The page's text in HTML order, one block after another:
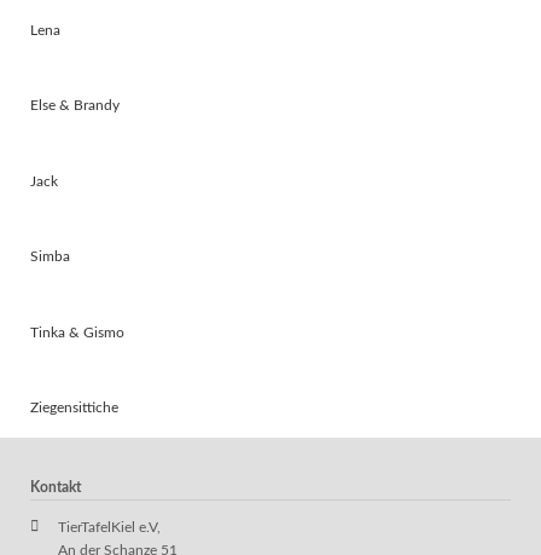
Lena
Else & Brandy
Jack
Simba
Tinka & Gismo
Ziegensittiche
Kontakt
TierTafelKiel e.V,
An der Schanze 51